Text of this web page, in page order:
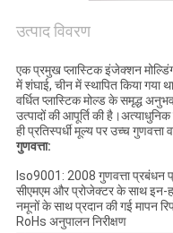
उत्पाद विवरण
एक प्रमुख प्लास्टिक इंजेक्शन
में शंघाई, चीन में स्थापित किया गया
वर्धित प्लास्टिक मोल्ड के समृद्ध
उत्पादों की आपूर्ति की
ही प्रतिस्पर्धी मूल्य पर उच्च
गुणवत्ता:
Iso9001: 2008 गुणवत्ता प्रबंधन
सीएमएम और प्रोजेक्टर के साथ इन-
नमूनों के साथ प्रदान की गई मापन
RoHs अनुपालन निरीक्षण